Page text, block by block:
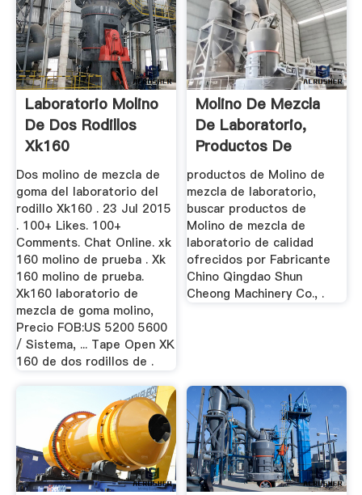
Laboratorio Molino
De Dos Rodillos
Xk160
Dos molino de mezcla de
goma del laboratorio del
rodillo Xk160 . 23 Jul 2015
. 100+ Likes. 100+
Comments. Chat Online. xk
160 molino de prueba . Xk
160 molino de prueba.
Xk160 laboratorio de
mezcla de goma molino,
Precio FOB:US 5200 5600
/ Sistema, ... Tape Open XK
160 de dos rodillos de .
Molino De Mezcla
De Laboratorio,
Productos De
Molino De ...
productos de Molino de
mezcla de laboratorio,
buscar productos de
Molino de mezcla de
laboratorio de calidad
ofrecidos por Fabricante
Chino Qingdao Shun
Cheong Machinery Co., .